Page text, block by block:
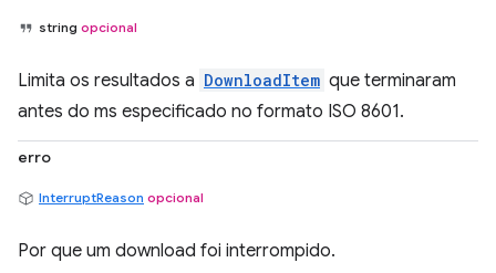
string opcional
Limita os resultados a DownloadItem que terminaram
antes do ms especificado no formato ISO 8601.
erro
InterruptReason opcional
Por que um download foi interrompido.